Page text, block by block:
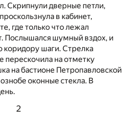
Скрипнули дверные петли,
в кабинет,
где только что лежал
Послышался шумный вздох, и
коридору шаги. Стрелка
перескочила на отметку
на бастионе Петропавловской
оконные стекла. В
2